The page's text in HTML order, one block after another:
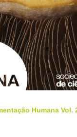
Humana Vol.